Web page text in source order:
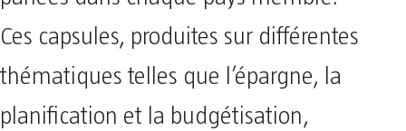
Ces capsules, produites sur différentes
thématiques telles que l’épargne, la
planification et la budgétisation,